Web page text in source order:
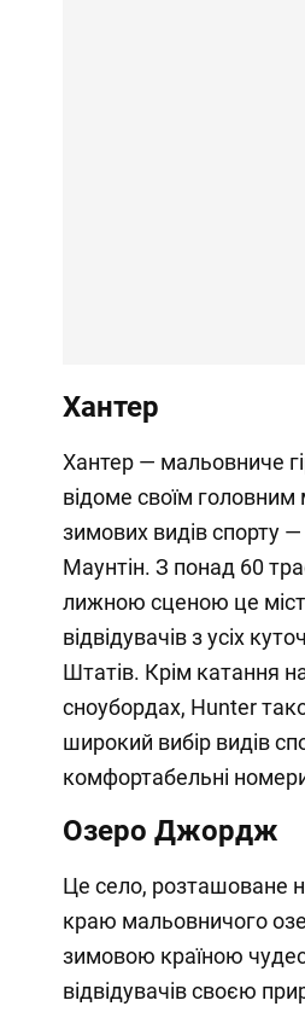
Хантер
Хантер — мальовниче
відоме своїм головним
зимових видів спорту
Маунтін. З понад 60
лижною сценою це
відвідувачів з усіх
Штатів. Крім катання
сноубордах, Hunter
широкий вибір видів
комфортабельні
Озеро Джордж
Це село, розташоване
краю мальовничого
зимовою країною
відвідувачів своєю